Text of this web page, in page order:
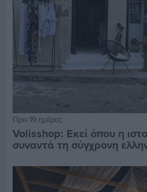
Πριν 19 ημέρες
Volisshop: Εκεί όπου η
συναντά τη σύγχρονη